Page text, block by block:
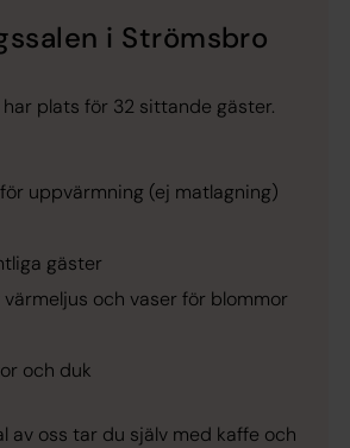
i Strömsbro
plats för 32 sittande gäster.
uppvärmning (ej matlagning)
gäster
och vaser för blommor
och duk
av oss tar du själv med kaffe och